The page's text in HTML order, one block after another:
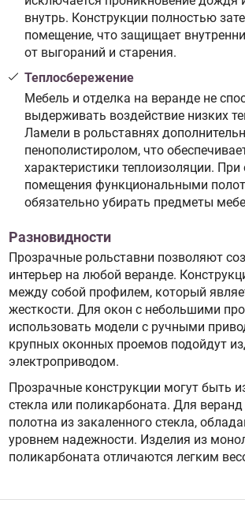
внутрь. Конструкции полностью
помещение, что защищает
от выгораний и старения.
Теплосбережение
Мебель и отделка на веранде не
выдерживать воздействие низких
Ламели в рольставнях
пенополистиролом, что
характеристики теплоизоляции.
помещения функциональными
обязательно убирать предметы
Разновидности
Прозрачные рольставни позволяют
интерьер на любой веранде.
между собой профилем, который
жесткости. Для окон с небольшими
использовать модели с ручными
крупных оконных проемов подойдут
электроприводом.
Прозрачные конструкции могут быть
стекла или поликарбоната. Для
полотна из закаленного стекла,
уровнем надежности. Изделия из
поликарбоната отличаются легким